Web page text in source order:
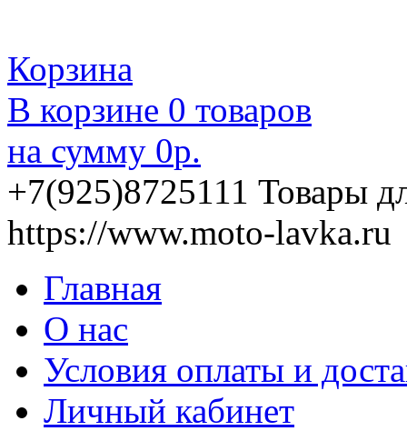
Корзина
В корзине 0 товаров
на сумму 0р.
+7(925)8725111 Товары
https://www.moto-lavka.ru
Главная
О нас
Условия оплаты и
Личный кабинет